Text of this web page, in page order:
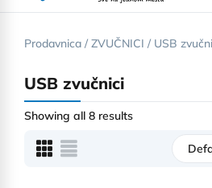
Prodavnica / ZVUČNICI / USB
USB zvučnici
Showing all 8 results